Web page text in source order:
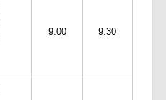
9:00 9:30